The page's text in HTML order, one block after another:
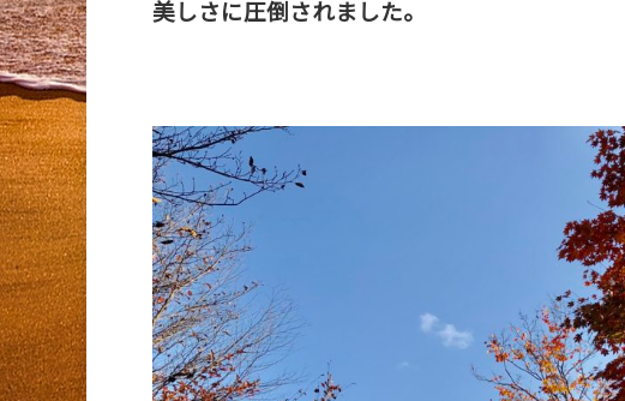
美しさに圧倒されました。